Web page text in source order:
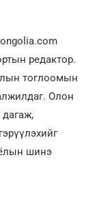
редактор.
тоглоомын
Олон
шинэ